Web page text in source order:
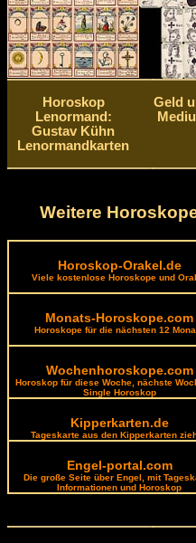
Horoskop
Lenormand:
Gustav Kühn
Lenormandkarten
Geld
Weitere
Horoskop-Orakel.de
Viele kostenlose Horoskope und
Monats-Horoskope.com
Horoskope für die nächsten 12
Wochenhoroskope.com
Horoskop für diese Woche, nächste
Single Horoskop
Kipperkarten.de
Tageskarte aus den Kipperkarten
Engel-portal.com
Die große Seite über Engel, mit
Informationen und Horoskop